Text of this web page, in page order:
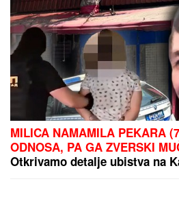
MILICA NAMAMILA PEKARA
ODNOSA, PA GA ZVERSKI
Otkrivamo detalje ubistva na